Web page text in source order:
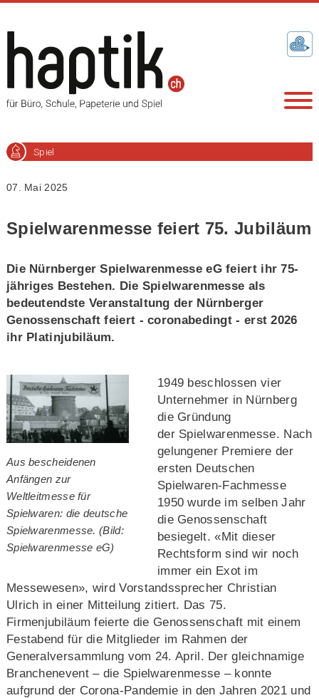
Spiel
07. Mai 2025
Spielwarenmesse feiert 75. Jubiläum
Die Nürnberger Spielwarenmesse eG feiert ihr 75-
jähriges Bestehen. Die Spielwarenmesse als
bedeutendste Veranstaltung der Nürnberger
Genossenschaft feiert - coronabedingt - erst 2026
ihr Platinjubiläum.
Aus bescheidenen
Anfängen zur
Weltleitmesse für
Spielwaren: die deutsche
Spielwarenmesse. (Bild:
Spielwarenmesse eG)
1949 beschlossen vier
Unternehmer in Nürnberg
die Gründung
der Spielwarenmesse. Nach
gelungener Premiere der
ersten Deutschen
Spielwaren-Fachmesse
1950 wurde im selben Jahr
die Genossenschaft
besiegelt. «Mit dieser
Rechtsform sind wir noch
immer ein Exot im
Messewesen», wird Vorstandssprecher Christian
Ulrich in einer Mitteilung zitiert. Das 75.
Firmenjubiläum feierte die Genossenschaft mit einem
Festabend für die Mitglieder im Rahmen der
Generalversammlung vom 24. April. Der gleichnamige
Branchenevent – die Spielwarenmesse – konnte
aufgrund der Corona-Pandemie in den Jahren 2021 und